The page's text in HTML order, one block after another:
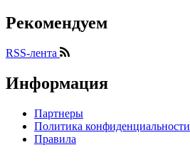
Рекомендуем
RSS-лента
Информация
Партнеры
Политика конфиденциальности
Правила